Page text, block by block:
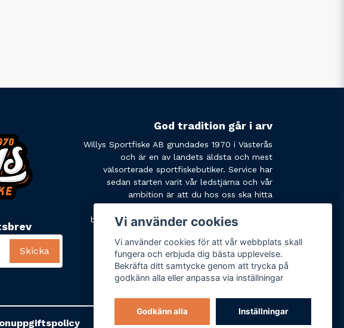
Skicka
God tradition går i arv
Willys Sportfiske AB grundades 1970 i Västerås
och är en av landets äldsta och mest
välsorterade sportfiskebutiker. Service har
sedan starten varit vår ledstjärna och vår
ambition är att du hos oss ska hitta
behöver. Tveka inte att slå oss en signal eller
Varumärken
Vi använder cookies
Vi använder cookies för att vår webbplats skall
fungera och erbjuda dig bästa upplevelse.
Bekräfta ditt samtycke genom att trycka på
godkänn alla eller anpassa via inställningar
Godkänn alla Inställningar